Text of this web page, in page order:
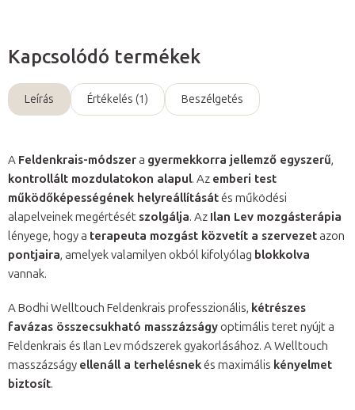
Kapcsolódó termékek
Leírás Értékelés (1) Beszélgetés
A Feldenkrais-módszera gyermekkorra jellemző egyszerű,
kontrollált mozdulatokon alapul. Az emberi test
működőképességének helyreállításátés működési
alapelveinek megértését szolgálja. Az Ilan Lev mozgásterápia
lényege, hogy a terapeuta mozgást közvetít a szervezetazon
pontjaira, amelyek valamilyen okból kifolyólag blokkolva
vannak.
A Bodhi Welltouch Feldenkrais professzionális, kétrészes
favázas összecsukható masszázságyoptimális teret nyújt a
Feldenkrais és Ilan Lev módszerek gyakorlásához. A Welltouch
masszázságy ellenáll a terhelésnekés maximális kényelmet
biztosít.